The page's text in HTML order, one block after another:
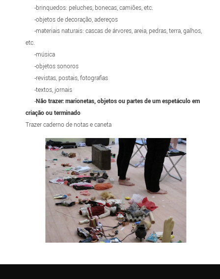
-brinquedos: peluches, bonecas, camiões, etc.
-objetos de decoração, adereços
-materiais naturais: cascas de árvores, areia, pedras, terra, galhos,
etc.
-música
-objetos sonoros
-revistas, postais, fotografias
-textos, jornais
-Não trazer: marionetas, objetos ou partes de um espetáculo em
criação ou terminado
Trazer caderno de notas e caneta